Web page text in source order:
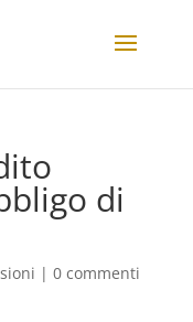
di
| 0 commenti